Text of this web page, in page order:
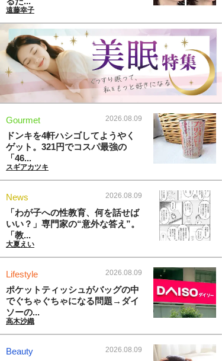
遠藤幸子
Gourmet 2026.08.09
ドンキを4軒ハシゴしてようやく
ゲット。321円でコスパ最強の
「46...
スギアカツキ
News 2026.08.09
「わが子への性教育、何を話せば
いい？」専門家の“意外な答え”。
「教...
大夏えい
Lifestyle 2026.08.09
ポケットティッシュがバッグの中
でぐちゃぐちゃになる問題→ダイ
ソーの...
高木沙織
Beauty 2026.08.09